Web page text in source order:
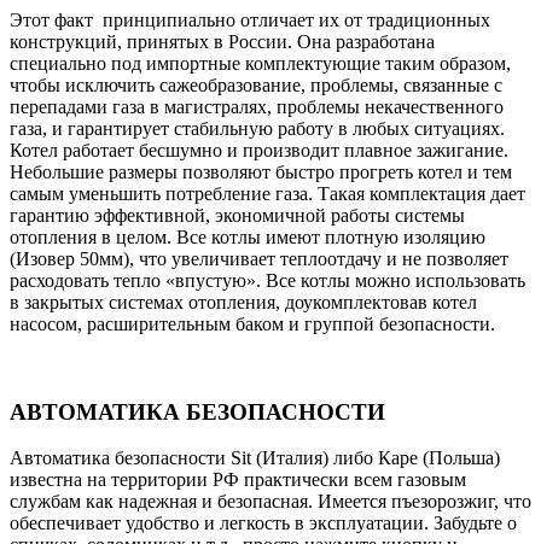
Этот факт принципиально отличает их от традиционных
конструкций, принятых в России. Она разработана
специально под импортные комплектующие таким образом,
чтобы исключить сажеобразование, проблемы, связанные с
перепадами газа в магистралях, проблемы некачественного
газа, и гарантирует стабильную работу в любых ситуациях.
Котел работает бесшумно и производит плавное зажигание.
Небольшие размеры позволяют быстро прогреть котел и тем
самым уменьшить потребление газа. Такая комплектация дает
гарантию эффективной, экономичной работы системы
отопления в целом. Все котлы имеют плотную изоляцию
(Изовер 50мм), что увеличивает теплоотдачу и не позволяет
расходовать тепло «впустую». Все котлы можно использовать
в закрытых системах отопления, доукомплектовав котел
насосом, расширительным баком и группой безопасности.
АВТОМАТИКА БЕЗОПАСНОСТИ
Автоматика безопасности Sit (Италия) либо Каре (Польша)
известна на территории РФ практически всем газовым
службам как надежная и безопасная. Имеется пъезорозжиг, что
обеспечивает удобство и легкость в эксплуатации. Забудьте о